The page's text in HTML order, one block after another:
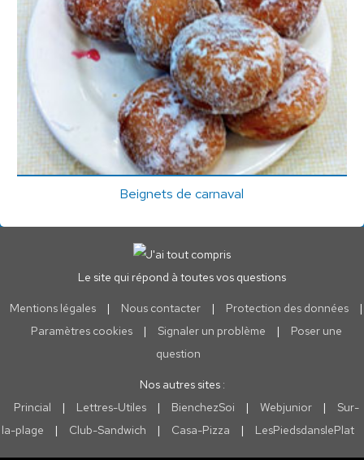
Beignets de carnaval
Le site qui répond à toutes vos questions
Mentions légales | Nous contacter | Protection des données
|
Paramètres cookies
| Signaler un problème |
Poser une
question
Nos autres sites :
Princial
| Lettres-Utiles | BienchezSoi | Webjunior |
Sur-
la-plage
| Club-Sandwich | Casa-Pizza | LesPiedsdanslePlat